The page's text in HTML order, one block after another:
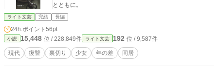
とともに。
ライト文芸 完結 長編
24h.ポイント 56pt
小説 15,448 位 / 228,849件 ライト文芸 192 位 / 9,587件
現代 復讐 裏切り 少女 年の差 同居